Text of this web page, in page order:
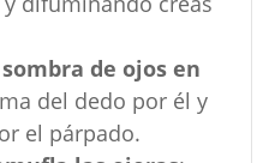
de ojos en
del dedo por él y
el párpado.